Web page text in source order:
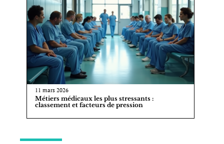
11 mars 2026
Métiers médicaux les plus stressants :
classement et facteurs de pression